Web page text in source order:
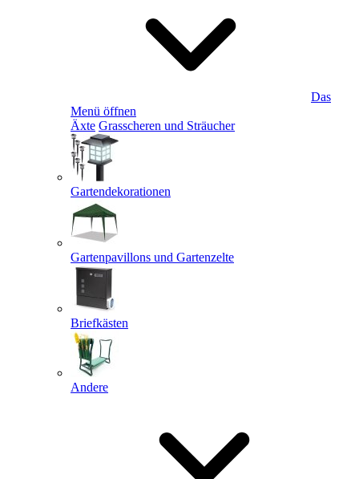
Das
Menü öffnen
Äxte Grasscheren und Sträucher
Gartendekorationen
Gartenpavillons und Gartenzelte
Briefkästen
Andere